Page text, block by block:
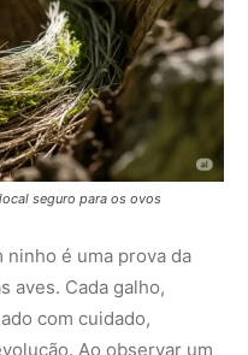
barro, vemos a
beleza e função.
vida selvagem e a
um ninho na sua
nos comentários ou nas
visite oEmbrapa